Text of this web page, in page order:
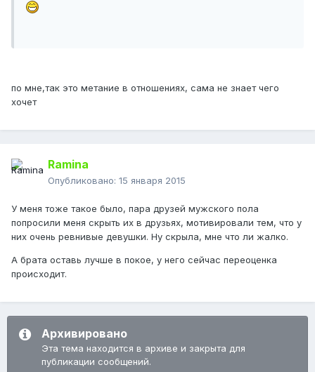
по мне,так это метание в отношениях, сама не знает чего
хочет
Ramina
Опубликовано: 15 января 2015
У меня тоже такое было, пара друзей мужского пола
попросили меня скрыть их в друзьях, мотивировали тем, что у
них очень ревнивые девушки. Ну скрыла, мне что ли жалко.
А брата оставь лучше в покое, у него сейчас переоценка
происходит.
Архивировано
Эта тема находится в архиве и закрыта для
публикации сообщений.